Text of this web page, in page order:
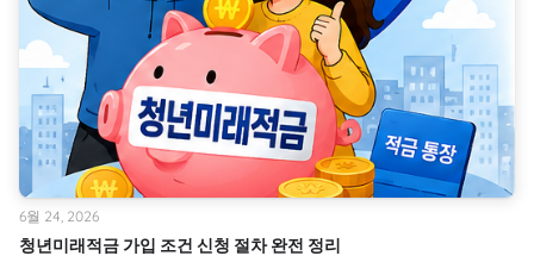
청년미래적금 가입 조건 신청 절차 완전 정리
6월 24, 2026